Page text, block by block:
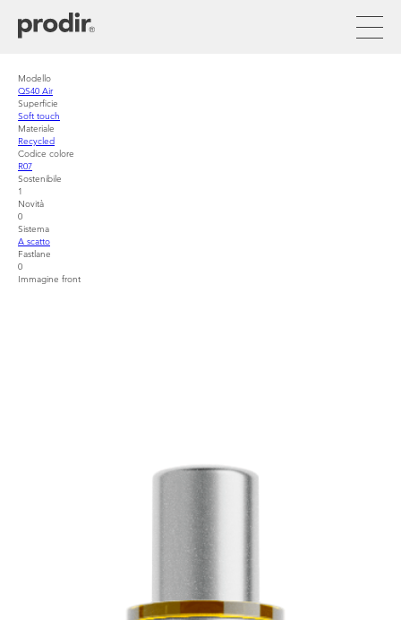
contenuto
Modello
QS40 Air
Superficie
Soft touch
Materiale
Recycled
Codice colore
R07
Sostenibile
1
Novità
0
Sistema
A scatto
Fastlane
0
Immagine front